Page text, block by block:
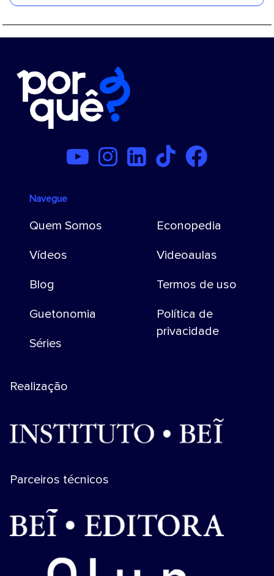
Navegue
Quem Somos
Vídeos
Blog
Guetonomia
Séries
Econopedia
Videoaulas
Termos de uso
Política de
privacidade
Realização
Parceiros técnicos